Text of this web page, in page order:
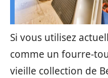
Si vous utilisez
comme un fourre-
vieille collection de